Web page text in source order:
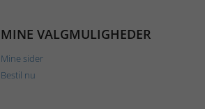
MINE VALGMULIGHEDER
Mine sider
Bestil nu